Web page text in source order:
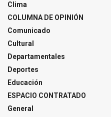
Clima
COLUMNA DE OPINIÓN
Comunicado
Cultural
Departamentales
Deportes
Educación
ESPACIO CONTRATADO
General